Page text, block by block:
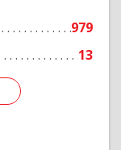
979
13
Подробнее